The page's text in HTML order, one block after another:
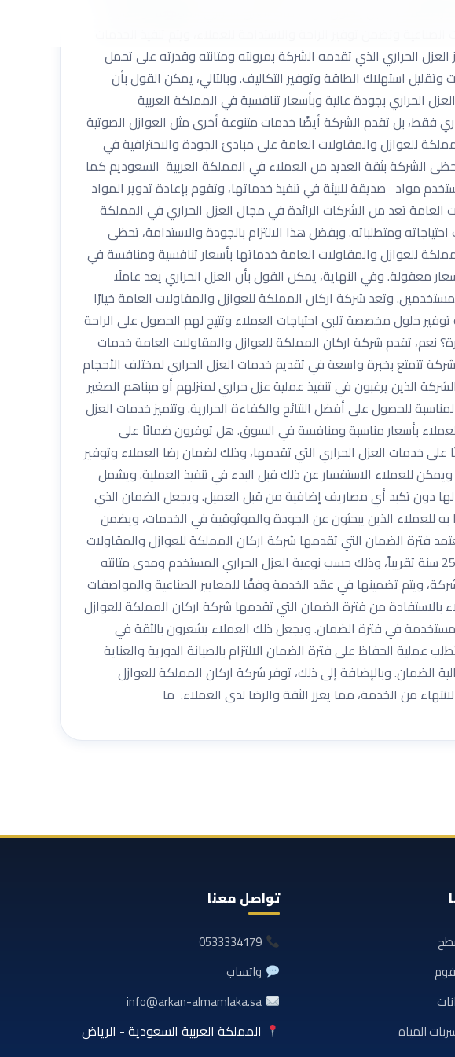
الحراري الذي تقدمه الشركة بمرونته ومتانته وقدرته على تحمل
استهلاك الطاقة وتوفير التكاليف. وبالتالي، يمكن القول بأن
الحراري بجودة عالية وبأسعار تنافسية في المملكة العربية
فقط، بل تقدم الشركة أيضًا خدمات متنوعة أخرى مثل العوازل الصوتية
للعوازل والمقاولات العامة على مبادئ الجودة والاحترافية في
الشركة بثقة العديد من العملاء في المملكة العربية السعوديم كما
مواد صديقة للبيئة في تنفيذ خدماتها، وتقوم بإعادة تدوير المواد
العامة تعد من الشركات الرائدة في مجال العزل الحراري في المملكة
ومتطلباته. وبفضل هذا الالتزام بالجودة والاستدامة، تحظى
للعوازل والمقاولات العامة خدماتها بأسعار تنافسية ومنافسة في
معقولة. وفي النهاية، يمكن القول بأن العزل الحراري يعد عاملًا
وتعد شركة اركان المملكة للعوازل والمقاولات العامة خيارًا
حلول مخصصة تلبي احتياجات العملاء وتتيح لهم الحصول على الراحة
نعم، تقدم شركة اركان المملكة للعوازل والمقاولات العامة خدمات
تتمتع بخبرة واسعة في تقديم خدمات العزل الحراري لمختلف الأحجام
الذين يرغبون في تنفيذ عملية عزل حراري لمنزلهم أو مبناهم الصغير
للحصول على أفضل النتائج والكفاءة الحرارية. وتتميز خدمات العزل
بأسعار مناسبة ومنافسة في السوق. هل توفرون ضمانًا على
خدمات العزل الحراري التي تقدمها، وذلك لضمان رضا العملاء وتوفير
للعملاء الاستفسار عن ذلك قبل البدء في تنفيذ العملية. ويشمل
دون تكبد أي مصاريف إضافية من قبل العميل. ويجعل الضمان الذي
للعملاء الذين يبحثون عن الجودة والموثوقية في الخدمات، ويضمن
فترة الضمان التي تقدمها شركة اركان المملكة للعوازل والمقاولات
العامة على نوعية العمل والمواد المستخدمة في تنفيذ الخدمة. وتتفاوت فترات الضمان بين 5 سنوات و 25 سنة تقريباً، وذلك حسب نوعية العزل الحراري المستخدم ومدى متانته
ويتم تضمينها في عقد الخدمة وفقًا للمعايير الصناعية والمواصفات
بالاستفادة من فترة الضمان التي تقدمها شركة اركان المملكة للعوازل
في فترة الضمان. ويجعل ذلك العملاء يشعرون بالثقة في
الحفاظ على فترة الضمان الالتزام بالصيانة الدورية والعناية
الضمان. وبالإضافة إلى ذلك، توفر شركة اركان المملكة للعوازل
من الخدمة، مما يعزز الثقة والرضا لدى العملاء. ما
المياه
تواصل معنا
0533334179
واتساب
info@arkan-almamlaka.sa
المملكة العربية السعودية - الرياض